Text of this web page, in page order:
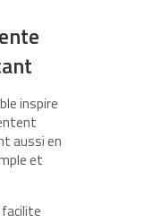
inspire
aussi en
et
facilite